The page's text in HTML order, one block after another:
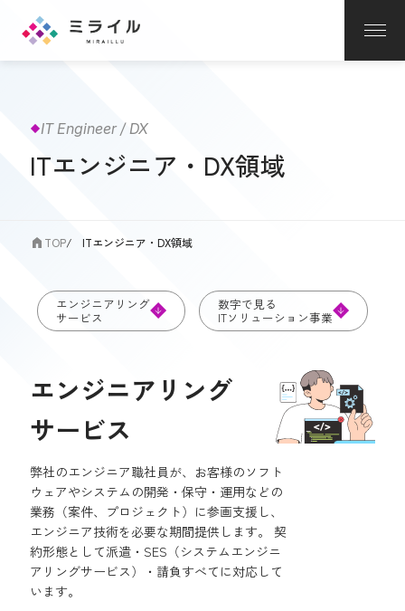
IT Engineer / DX
ITエンジニア・DX領域
TOP ITエンジニア・DX領域
エンジニアリング
サービス
数字で見る
ITソリューション事業
エンジニアリング
サービス
弊社のエンジニア職社員が、お客様のソフト
ウェアやシステムの開発・保守・運用などの
業務（案件、プロジェクト）に参画支援し、
エンジニア技術を必要な期間提供します。 契
約形態として派遣・SES（システムエンジニ
アリングサービス）・請負すべてに対応して
います。